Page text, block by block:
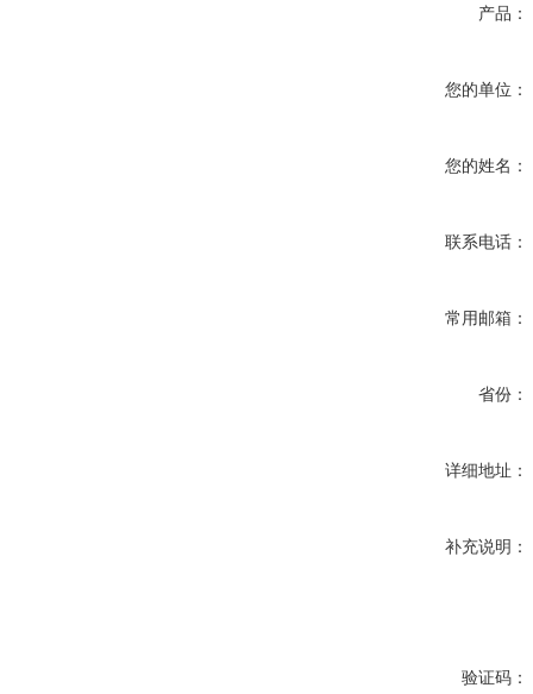
产品：
您的单位：
您的姓名：
联系电话：
常用邮箱：
省份：
详细地址：
补充说明：
验证码：